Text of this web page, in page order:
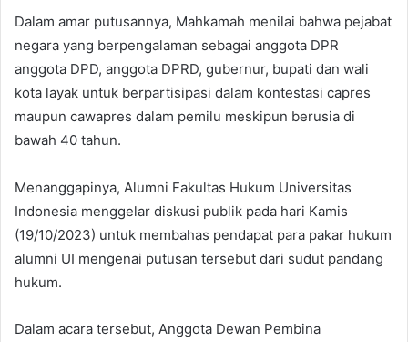
Dalam amar putusannya, Mahkamah menilai bahwa pejabat
negara yang berpengalaman sebagai anggota DPR
anggota DPD, anggota DPRD, gubernur, bupati dan wali
kota layak untuk berpartisipasi dalam kontestasi capres
maupun cawapres dalam pemilu meskipun berusia di
bawah 40 tahun.
Menanggapinya, Alumni Fakultas Hukum Universitas
Indonesia menggelar diskusi publik pada hari Kamis
(19/10/2023) untuk membahas pendapat para pakar hukum
alumni UI mengenai putusan tersebut dari sudut pandang
hukum.
Dalam acara tersebut, Anggota Dewan Pembina